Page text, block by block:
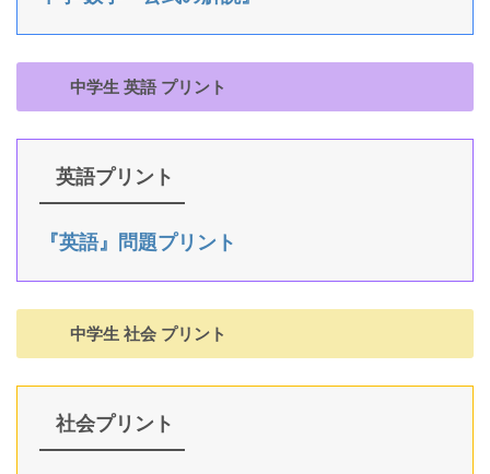
中学生 英語 プリント
英語プリント
『英語』問題プリント
中学生 社会 プリント
社会プリント